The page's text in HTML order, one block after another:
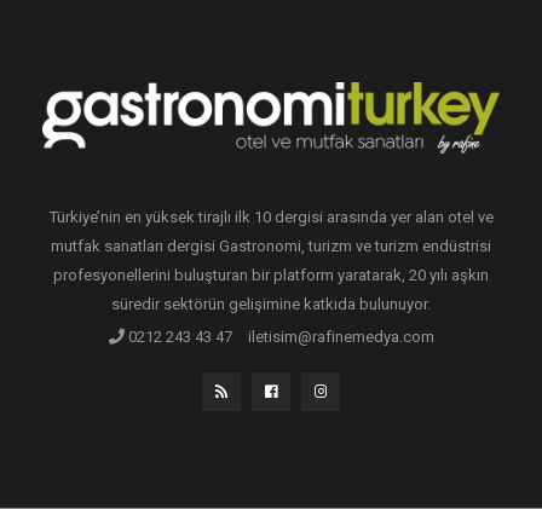
Türkiye’nin en yüksek tirajlı ilk 10 dergisi arasında yer alan otel ve
mutfak sanatları dergisi Gastronomi, turizm ve turizm endüstrisi
profesyonellerini buluşturan bir platform yaratarak, 20 yılı aşkın
süredir sektörün gelişimine katkıda bulunuyor.
0212 243 43 47
iletisim@rafinemedya.com